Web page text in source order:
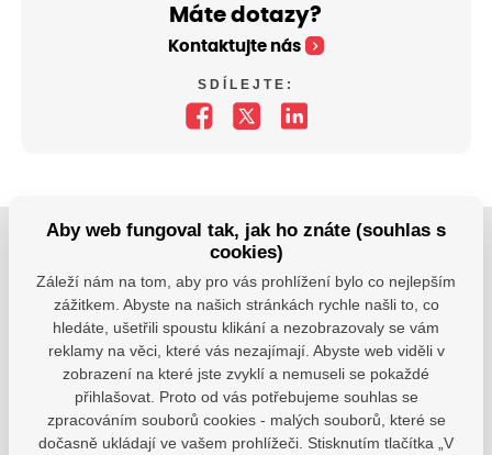
Máte dotazy?
Kontaktujte nás
SDÍLEJTE:
Jsme tu pro Vaše děti.
Jsme k dispozici, pokud potřebujete pomoci.
zsvhejny@zsvhejny.cz
+420 491 465 813
po-pá: 7:30 - 15:30 hod.
Aby web fungoval tak, jak ho znáte (souhlas s
cookies)
Záleží nám na tom, aby pro vás prohlížení bylo co nejlepším
zážitkem. Abyste na našich stránkách rychle našli to, co
hledáte, ušetřili spoustu klikání a nezobrazovaly se vám
reklamy na věci, které vás nezajímají. Abyste web viděli v
zobrazení na které jste zvyklí a nemuseli se pokaždé
přihlašovat. Proto od vás potřebujeme souhlas se
zpracováním souborů cookies - malých souborů, které se
dočasně ukládají ve vašem prohlížeči. Stisknutím tlačítka „V